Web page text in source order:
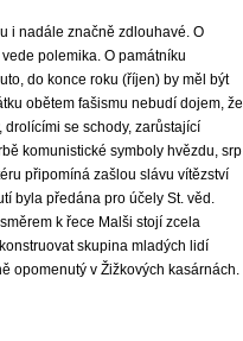
i nadále značně zdlouhavé. O
polemika. O památníku
do konce roku (říjen) by měl být
obětem fašismu nebudí dojem, že
se schody, zarůstající
komunistické symboly hvězdu, srp
připomíná zašlou slávu vítězství
byla předána pro účely St. věd.
k řece Malši stojí zcela
skupina mladých lidí
opomenutý v Žižkových kasárnách.